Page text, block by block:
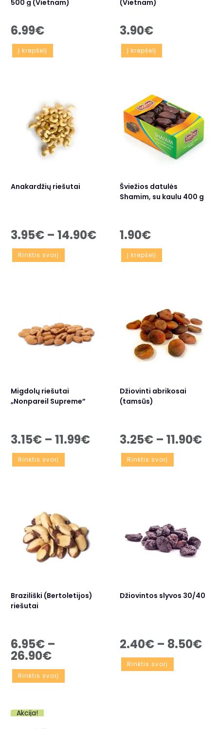
500 g (Vietnam)
6.99€
Į krepšelį
(Vietnam)
3.90€
Į krepšelį
Anakardžių riešutai
3.95€ – 14.90€
Rinktis svorį
Šviežios datulės
Shamim, su kaulu 400 g
1.90€
Į krepšelį
Migdolų riešutai
„Nonpareil Supreme”
3.15€ – 11.99€
Rinktis svorį
Džiovinti abrikosai
(tamsūs)
3.25€ – 11.90€
Rinktis svorį
Braziliški (Bertoletijos)
riešutai
6.95€ –
26.90€
Rinktis svorį
Džiovintos slyvos 30/40
2.40€ – 8.50€
Rinktis svorį
Akcija!